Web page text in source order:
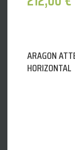
ARAGON
HORIZONTAL